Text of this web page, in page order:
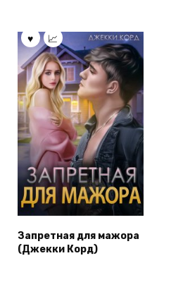
Запретная для мажора
(Джекки Корд)